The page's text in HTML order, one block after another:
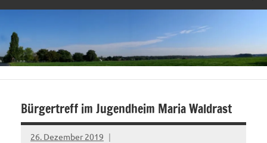
Bürgertreff im Jugendheim Maria Waldrast
26. Dezember 2019